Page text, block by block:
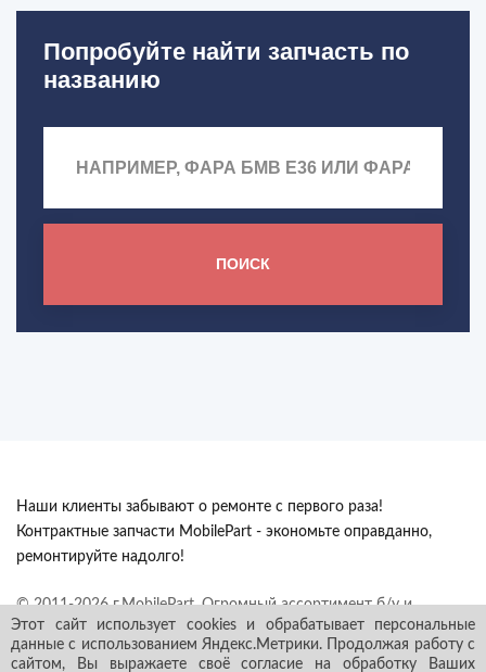
Попробуйте найти запчасть по
названию
ПОИСК
Наши клиенты забывают о ремонте с первого раза!
Контрактные запчасти MobilePart - экономьте оправданно,
ремонтируйте надолго!
© 2011-2026 г.MobilePart. Огромный ассортимент б/у и
контрактных автозапчастей из Европы с гарантией в наличии и
под заказ. Все права защищены.
Этот сайт использует cookies и обрабатывает персональные
данные с использованием Яндекс.Метрики. Продолжая работу с
сайтом, Вы выражаете своё согласие на обработку Ваших